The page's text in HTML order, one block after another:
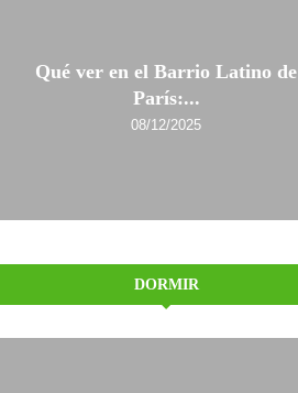
Qué ver en el Barrio Latino de
París:...
08/12/2025
DORMIR